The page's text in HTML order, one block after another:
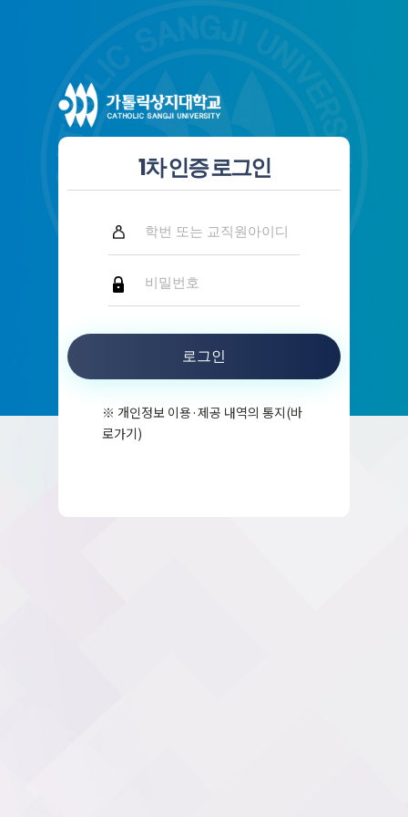
1차 인증 로그인
로그인
※ 개인정보 이용·제공 내역의 통지(바
로가기)